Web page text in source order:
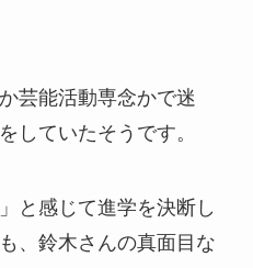
芸能活動専念かで迷
していたそうです。
と感じて進学を決断し
、鈴木さんの真面目な